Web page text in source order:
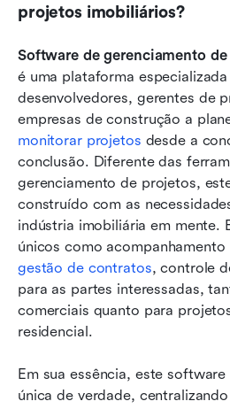
projetos imobiliários?
Software de gerenciamento
é uma plataforma
desenvolvedores, gerentes de
monitorar projetos desde a
conclusão. Diferente das
gerenciamento de projetos,
construído com as
indústria imobiliária em mente.
gestão de contratos, controle
para as partes interessadas,
comerciais quanto para
residencial.
Em sua essência, este
única de verdade,